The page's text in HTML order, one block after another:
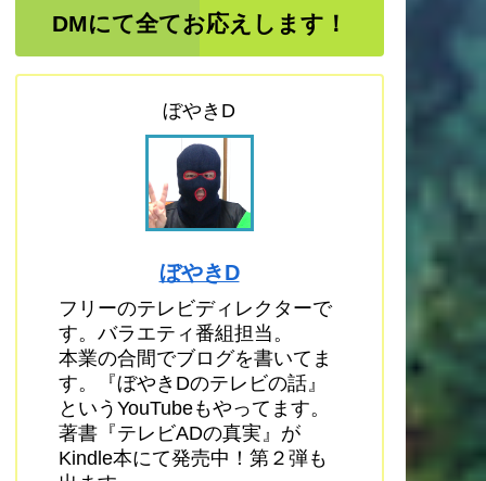
DMにて全てお応えします！
ぼやきD
ぼやきD
フリーのテレビディレクターで
す。バラエティ番組担当。
本業の合間でブログを書いてま
す。『ぼやきDのテレビの話』
というYouTubeもやってます。
著書『テレビADの真実』が
Kindle本にて発売中！第２弾も